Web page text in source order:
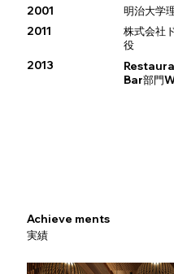
2001
明治大学
2011
株式会社
役
2013
Bar部門
Achieve ments
実績